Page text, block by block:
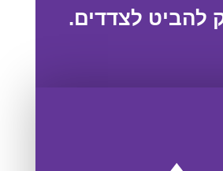
להביט לצדדים.